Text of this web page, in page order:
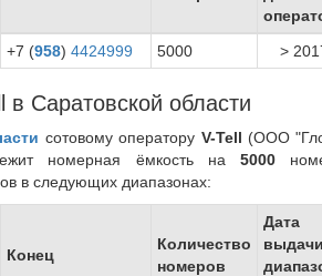
+7 (958) 4424999 5000 >
в Саратовской области
сотовому оператору V-Tell (ООО
номерная ёмкость на5000
в следующих диапазонах:
Конец
Количество
номеров
Дата